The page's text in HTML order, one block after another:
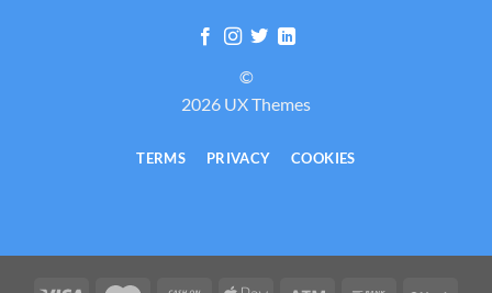
©
2026 UX Themes
TERMS PRIVACY COOKIES